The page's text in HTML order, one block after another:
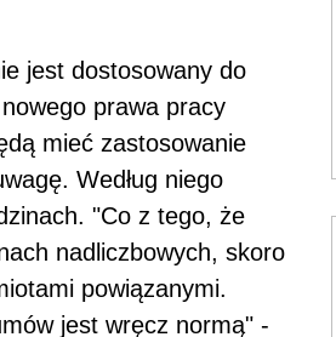
jest dostosowany do
prawa pracy
mieć zastosowanie
Według niego
"Co z tego, że
nadliczbowych, skoro
powiązanymi.
jest wręcz normą" -